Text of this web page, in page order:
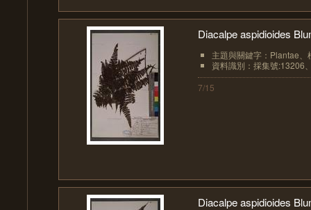
Diacalpe aspidioides
主題與關鍵字：Plantae
資料識別：採集號:13206
7/15
Diacalpe aspidioides